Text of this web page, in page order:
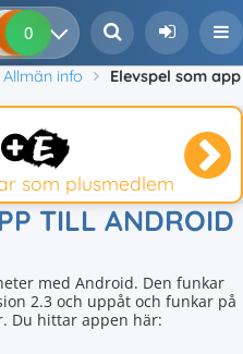
0 0
Allmän info
Elevspel som app
som plusmedlem
TILL ANDROID
med Android. Den funkar
2.3 och uppåt och funkar på
Du hittar appen här: